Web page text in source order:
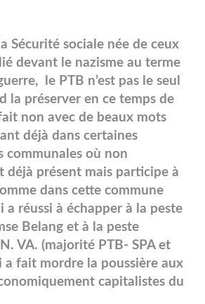
Sécurité sociale née de ceux
devant le nazisme au terme
le PTB n’est pas le seul
la préserver en ce temps de
non avec de beaux mots
déjà dans certaines
communales où non
déjà présent mais participe à
dans cette commune
a réussi à échapper à la peste
Belang et à la peste
VA. (majorité PTB- SPA et
a fait mordre la poussière aux
capitalistes du